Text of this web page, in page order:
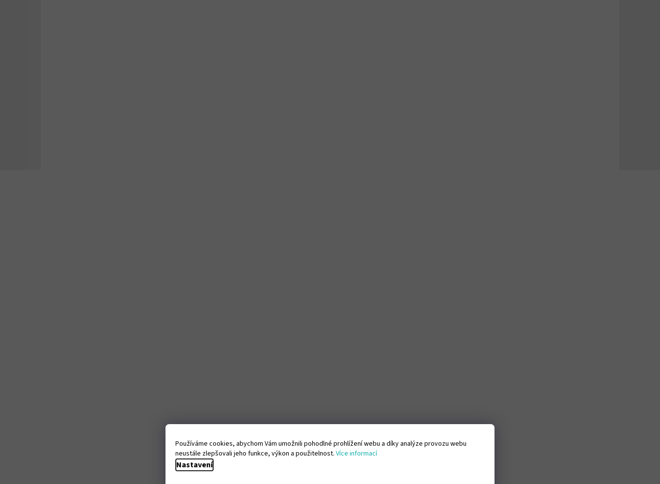
Používáme cookies, abychom Vám umožnili pohodlné prohlížení webu a díky analýze provozu webu
neustále zlepšovali jeho funkce, výkon a použitelnost. Více informací
Nastavení